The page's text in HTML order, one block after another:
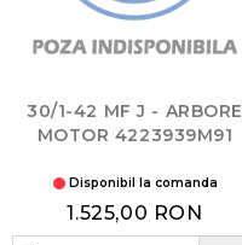
30/1-42 MF J - ARBORE
MOTOR 4223939M91
Disponibil la comanda
1.525,00 RON